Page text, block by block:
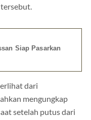
tersebut.
Siap Pasarkan
dari
mengungkap
setelah putus dari